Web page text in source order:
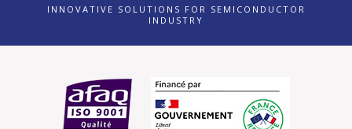
INNOVATIVE SOLUTIONS FOR SEMICONDUCTOR
INDUSTRY